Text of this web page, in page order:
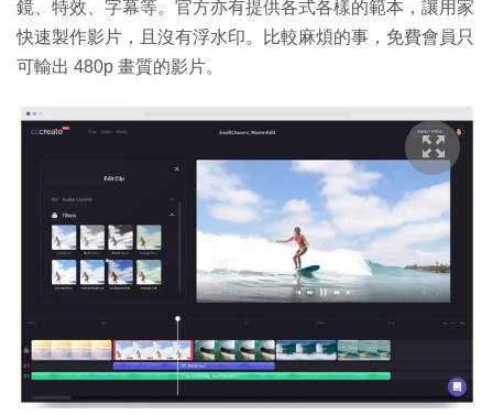
鏡、特效、字幕等。官方亦有提供各式各樣的範本，讓用家
快速製作影片，且沒有浮水印。比較麻煩的事，免費會員只
可輸出 480p 畫質的影片。